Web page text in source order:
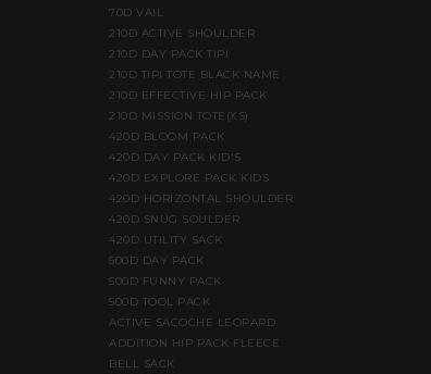
70D VAIL
210D ACTIVE SHOULDER
210D DAY PACK TIPI
210D TIPI TOTE BLACK NAME
210D EFFECTIVE HIP PACK
210D MISSION TOTE(XS)
420D BLOOM PACK
420D DAY PACK KID'S
420D EXPLORE PACK KIDS
420D HORIZONTAL SHOULDER
420D SNUG SOULDER
420D UTILITY SACK
500D DAY PACK
500D FUNNY PACK
500D TOOL PACK
ACTIVE SACOCHE LEOPARD
ADDITION HIP PACK FLEECE
BELL SACK